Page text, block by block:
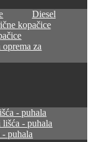
Diesel
kopačice
za
- puhala
- puhala
puhala